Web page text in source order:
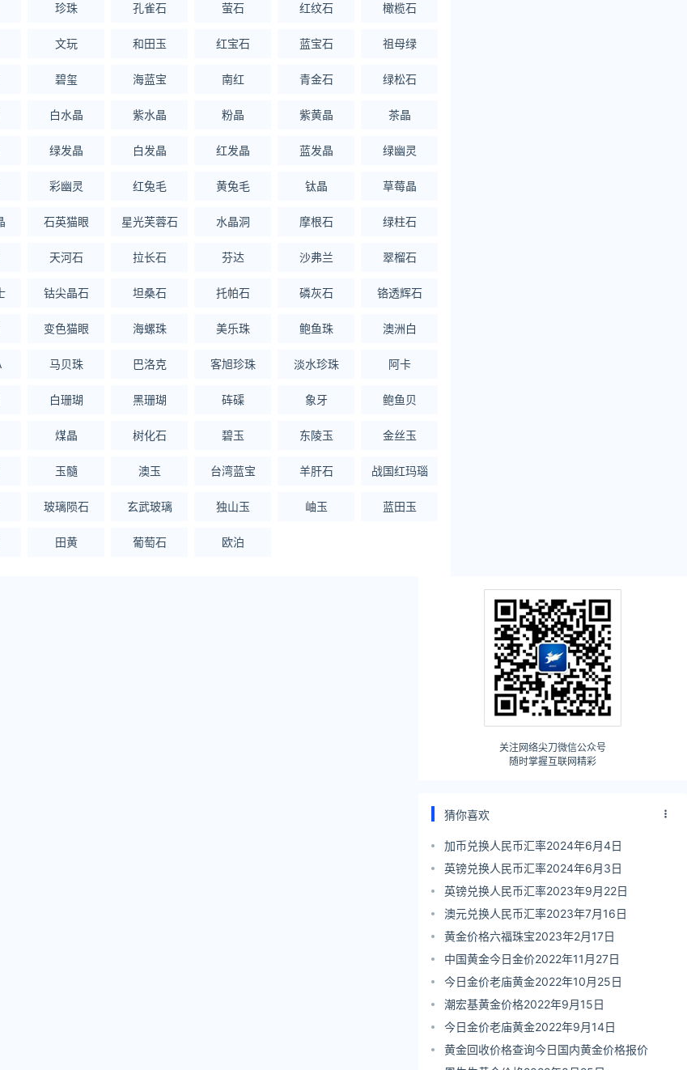
更多
章须经作者同意，并请附上出处(黄金网 )及本页链接。
珍珠 孔雀石 萤石 红纹石 橄榄石
文玩 和田玉 红宝石 蓝宝石 祖母绿
碧玺 海蓝宝 南红 青金石 绿松石
白水晶 紫水晶 粉晶 紫黄晶 茶晶
绿发晶 白发晶 红发晶 蓝发晶 绿幽灵
彩幽灵 红兔毛 黄兔毛 钛晶 草莓晶
石英猫眼 星光芙蓉石 水晶洞 摩根石 绿柱石
天河石 拉长石 芬达 沙弗兰 翠榴石
钴尖晶石 坦桑石 托帕石 磷灰石 铬透辉石
变色猫眼 海螺珠 美乐珠 鲍鱼珠 澳洲白
马贝珠 巴洛克 客旭珍珠 淡水珍珠 阿卡
白珊瑚 黑珊瑚 砗磲 象牙 鲍鱼贝
煤晶 树化石 碧玉 东陵玉 金丝玉
玉髓 澳玉 台湾蓝宝 羊肝石 战国红玛瑙
玻璃陨石 玄武玻璃 独山玉 岫玉 蓝田玉
田黄 葡萄石 欧泊
关注网络尖刀微信公众号
随时掌握互联网精彩
猜你喜欢
加币兑换人民币汇率2024年6月4日
英镑兑换人民币汇率2024年6月3日
英镑兑换人民币汇率2023年9月22日
澳元兑换人民币汇率2023年7月16日
黄金价格六福珠宝2023年2月17日
中国黄金今日金价2022年11月27日
今日金价老庙黄金2022年10月25日
潮宏基黄金价格2022年9月15日
今日金价老庙黄金2022年9月14日
黄金回收价格查询今日国内黄金价格报价